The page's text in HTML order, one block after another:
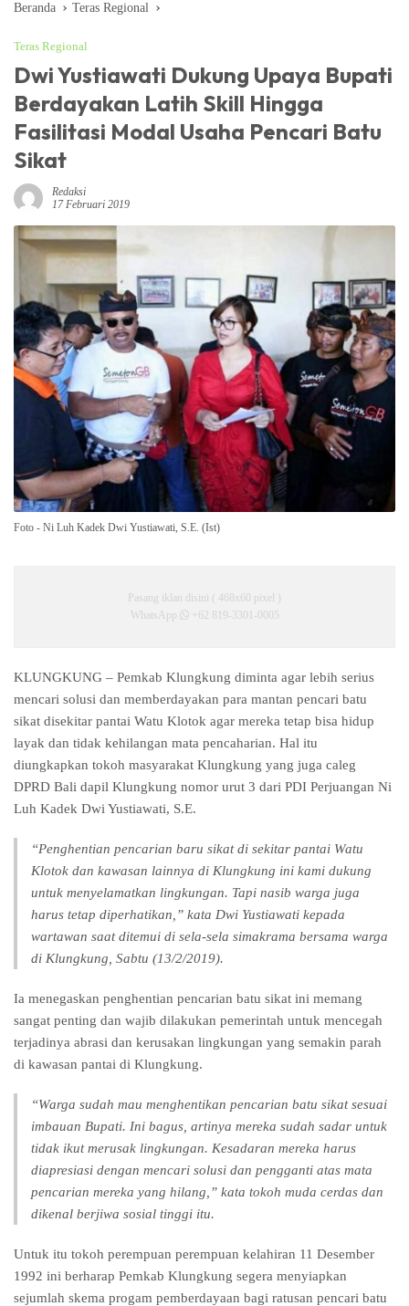
Beranda Teras Regional
Teras Regional
Dwi Yustiawati Dukung Upaya Bupati
Berdayakan Latih Skill Hingga
Fasilitasi Modal Usaha Pencari Batu
Sikat
Redaksi
17 Februari 2019
Foto - Ni Luh Kadek Dwi Yustiawati, S.E. (Ist)
Pasang iklan disini ( 468x60 pixel )
WhatsApp
+62 819-3301-0005
KLUNGKUNG – Pemkab Klungkung diminta agar lebih serius
mencari solusi dan memberdayakan para mantan pencari batu
sikat disekitar pantai Watu Klotok agar mereka tetap bisa hidup
layak dan tidak kehilangan mata pencaharian. Hal itu
diungkapkan tokoh masyarakat Klungkung yang juga caleg
DPRD Bali dapil Klungkung nomor urut 3 dari PDI Perjuangan Ni
Luh Kadek Dwi Yustiawati, S.E.
“Penghentian pencarian baru sikat di sekitar pantai Watu
Klotok dan kawasan lainnya di Klungkung ini kami dukung
untuk menyelamatkan lingkungan. Tapi nasib warga juga
harus tetap diperhatikan,” kata Dwi Yustiawati kepada
wartawan saat ditemui di sela-sela simakrama bersama warga
di Klungkung, Sabtu (13/2/2019).
Ia menegaskan penghentian pencarian batu sikat ini memang
sangat penting dan wajib dilakukan pemerintah untuk mencegah
terjadinya abrasi dan kerusakan lingkungan yang semakin parah
di kawasan pantai di Klungkung.
“Warga sudah mau menghentikan pencarian batu sikat sesuai
imbauan Bupati. Ini bagus, artinya mereka sudah sadar untuk
tidak ikut merusak lingkungan. Kesadaran mereka harus
diapresiasi dengan mencari solusi dan pengganti atas mata
pencarian mereka yang hilang,” kata tokoh muda cerdas dan
dikenal berjiwa sosial tinggi itu.
Untuk itu tokoh perempuan perempuan kelahiran 11 Desember
1992 ini berharap Pemkab Klungkung segera menyiapkan
sejumlah skema progam pemberdayaan bagi ratusan pencari batu